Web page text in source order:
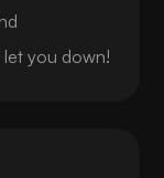
you down!